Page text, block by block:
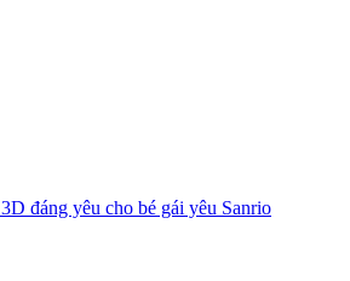
đáng yêu cho bé gái yêu Sanrio